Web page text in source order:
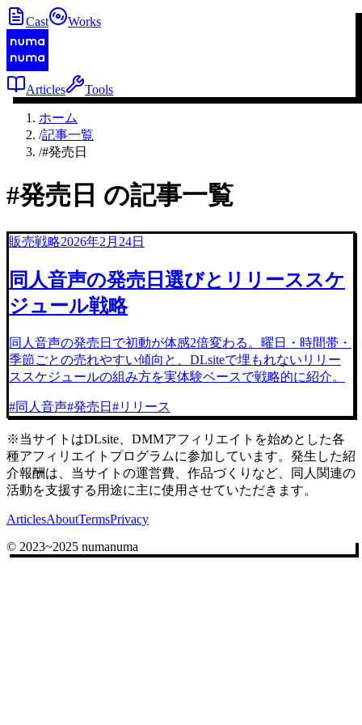
Cast Works
Articles Tools
ホーム
/記事一覧
/#発売日
#発売日 の記事一覧
販売戦略2026年2月24日
同人音声の発売日選びとリリーススケ
ジュール戦略
同人音声の発売日で初動が体感2倍変わる。曜日・時間帯・
季節ごとの売れやすい傾向と、DLsiteで埋もれないリリー
ススケジュールの組み方を実体験ベースで戦略的に紹介。
#同人音声#発売日 #リリース
※当サイトはDLsite、DMMアフィリエイトを始めとした各
種アフィリエイトプログラムに参加しています。発生した紹
介報酬は、当サイトの運営費、作品づくりなど、同人関連の
活動を支援する用途に主に使用させていただきます。
ArticlesAboutTermsPrivacy
© 2023~2025 numanuma